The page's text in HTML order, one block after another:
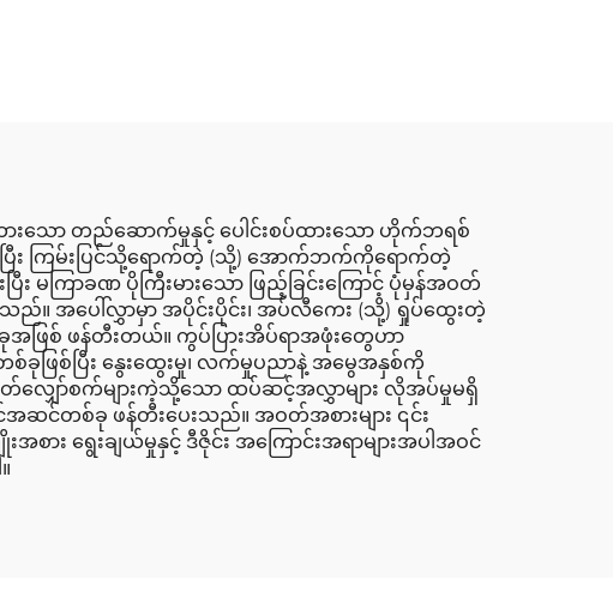
သော တည်ဆောက်မှုနှင့် ပေါင်းစပ်ထားသော ဟိုက်ဘရစ်
ြီး ကြမ်းပြင်သို့ရောက်တဲ့ (သို့) အောက်ဘက်ကိုရောက်တဲ့
ကြာခဏ ပိုကြီးမားသော ဖြည့်ခြင်းကြောင့် ပုံမှန်အဝတ်
ည်။ အပေါ်လွှာမှာ အပိုင်းပိုင်း၊ အပ်လီကေး (သို့) ရှုပ်ထွေးတဲ့
ြစ် ဖန်တီးတယ်။ ကွပ်ပြားအိပ်ရာအဖုံးတွေဟာ
ဖြစ်ပြီး နွေးထွေးမှု၊ လက်မှုပညာနဲ့ အမွေအနှစ်ကို
ျှော်စက်များကဲ့သို့သော ထပ်ဆင့်အလွှာများ လိုအပ်မှုမရှိ
အဆင်တစ်ခု ဖန်တီးပေးသည်။ အဝတ်အစားများ ၎င်း
း ရွေးချယ်မှုနှင့် ဒီဇိုင်း အကြောင်းအရာများအပါအဝင်